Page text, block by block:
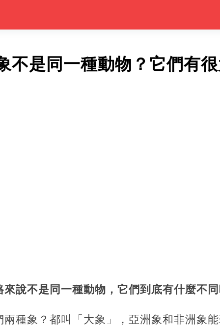
不是同一種動物？它們有
說不是同一種動物，它們到底有什麼不
種象？都叫「大象」，亞洲象和非洲象